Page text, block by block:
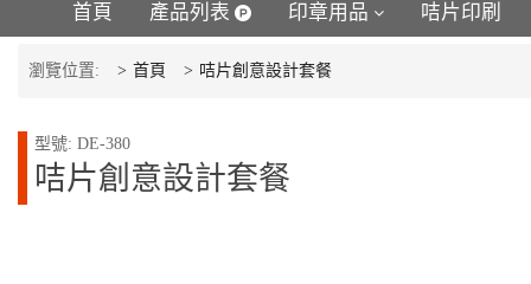
首頁 產品列表 印章用品 咭片印刷
瀏覽位置: 首頁 咭片創意設計套餐
型號: DE-380
咭片創意設計套餐